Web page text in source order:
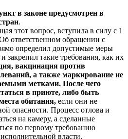
в законе предусмотрен в
.
этот вопрос, вступила в силу с 1
ответственном обращении с
определил допустимые меры
закрепил такие требования, как их
вакцинация против
а также маркирование не
метками. После чего
в приюте, либо быть
обитания, если они не
опасности. Процесс отлова и
на камеру, а сделанные
по первому требованию
власти.